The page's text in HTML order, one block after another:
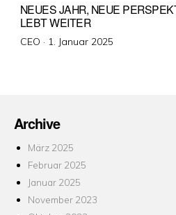
NEUES JAHR, NEUE
LEBT WEITER
CEO · Veröffentlicht
1. Januar 2025
Archive
März 2025
Februar 2025
Januar 2025
November 2023